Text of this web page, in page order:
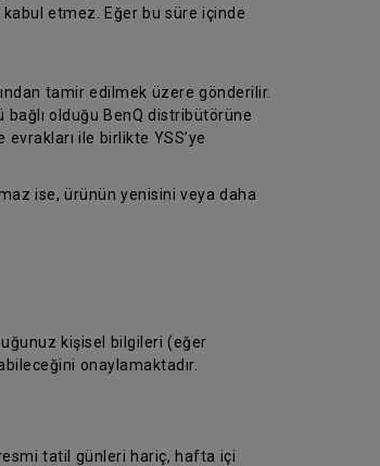
etmez. Eğer bu süre içinde
tamir edilmek üzere gönderilir.
bağlı olduğu BenQ distribütörüne
ile birlikte YSS’ye
ise, ürünün yenisini veya daha
kişisel bilgileri (eğer
onaylamaktadır.
tatil günleri hariç, hafta içi